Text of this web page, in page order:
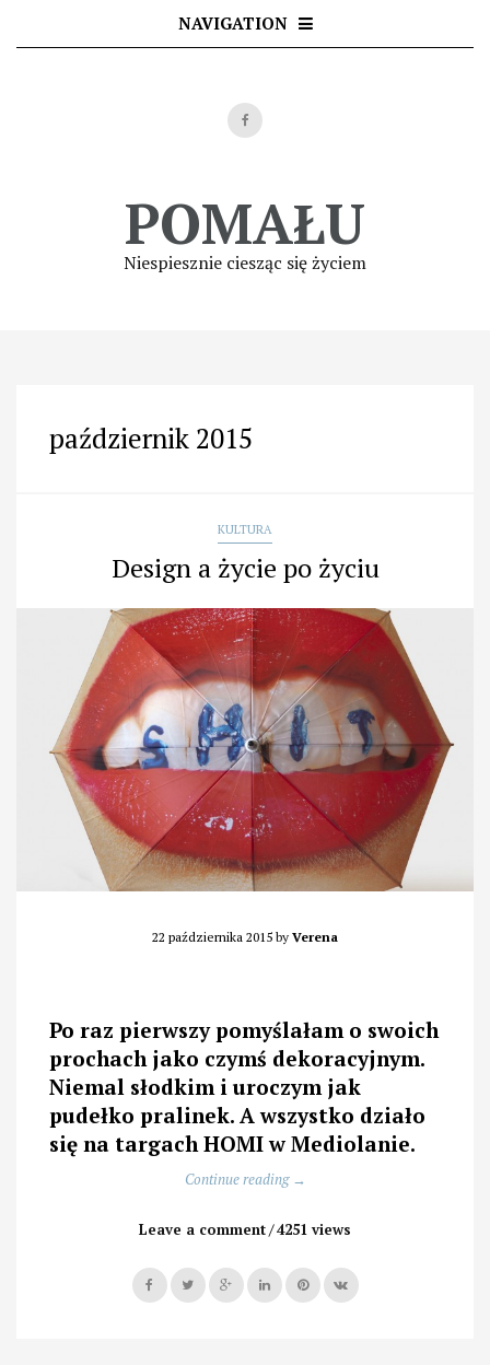
NAVIGATION
POMAŁU
Niespiesznie ciesząc się życiem
październik 2015
KULTURA
Design a życie po życiu
22 października 2015 by Verena
Po raz pierwszy pomyślałam o swoich
prochach jako czymś dekoracyjnym.
Niemal słodkim i uroczym jak
pudełko pralinek. A wszystko działo
się na targach HOMI w Mediolanie.
Continue reading „Design
życie
życiu”
→
Leave a comment 4251 views